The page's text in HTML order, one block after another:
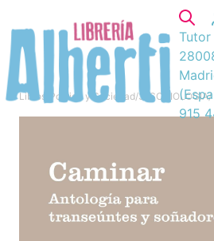
Tutor
915
Libros Política y Sociedad/3. SOCIOLOGIA/